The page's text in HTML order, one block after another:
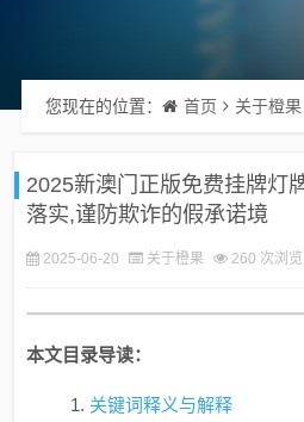
您现在的位置： 首页 关于橙果
2025新澳门正版免费挂牌灯
落实,谨防欺诈的假承诺境
2025-06-20 关于橙果 260 次浏览
本文目录导读：
关键词释义与解释